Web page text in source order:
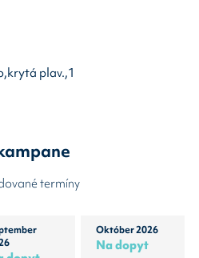
plav.,1
termíny
Október 2026
Na dopyt